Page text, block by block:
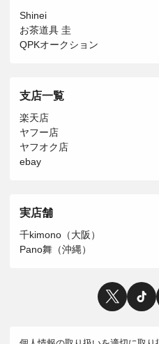
Shinei
お茶道具 圭
QPKオークション
支店一覧
楽天店
ヤフー店
ヤフオク店
ebay
実店舗
千kimono（大阪）
Pano舞（沖縄）